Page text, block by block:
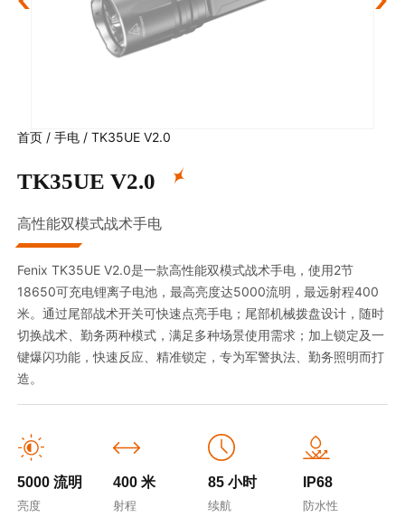
首页 /手电 /TK35UE V2.0
TK35UE V2.0
高性能双模式战术手电
Fenix TK35UE V2.0是一款高性能双模式战术手电，使用2节
18650可充电锂离子电池，最高亮度达5000流明，最远射程400
米。通过尾部战术开关可快速点亮手电；尾部机械拨盘设计，随时
切换战术、勤务两种模式，满足多种场景使用需求；加上锁定及一
键爆闪功能，快速反应、精准锁定，专为军警执法、勤务照明而打
造。
5000 流明
亮度
400 米
射程
85 小时
续航
IP68
防水性